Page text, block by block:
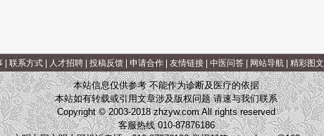
| 联系方式| 人才招聘| 投稿反馈| 申请合作| 友情链接| 中医问答| 网站导航| 精彩图文
本站信息仅供参考 不能作为诊断及医疗的依据
本站如有转载或引用文章涉及版权问题 请速与我们联系
Copyright © 2003-2018 zhzyw.com All rights reserved
客服热线 010-87876186